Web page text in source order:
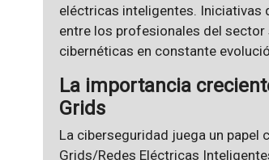
eléctricas inteligentes. Iniciativas
entre los profesionales del sector
cibernéticas en constante
La importancia
Grids
La ciberseguridad juega un papel
Grids/Redes Eléctricas